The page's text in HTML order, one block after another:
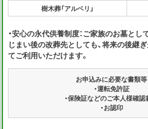
樹木葬「アルベリ」
・安心の永代供養制度：ご家族のお墓とし
じまい後の改葬先としても、将来の後継
てご利用いただけます。
お申込みに必要な書類等
・運転免許証
・保険証などのご本人様確認
・お認印